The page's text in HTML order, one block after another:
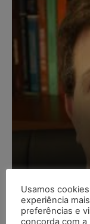
juros
Carlos Henrique
Usamos
experiência
preferências e
concorda com a